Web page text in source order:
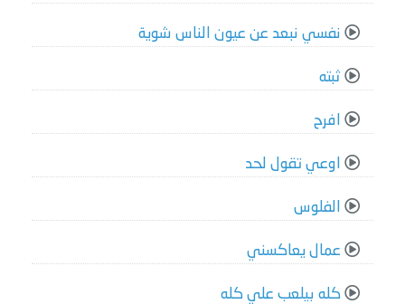
نفسي نبعد عن عيون الناس شوية
ثبته
افرح
اوعي تقول لحد
الفلوس
عمال يعاكسني
كله بيلعب علي كله